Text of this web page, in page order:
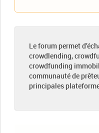
Le forum permet
crowdlending,
crowdfunding
communauté de
principales